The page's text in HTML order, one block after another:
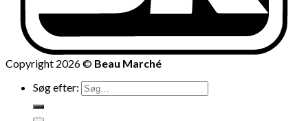
Copyright 2026 © Beau Marché
Søg efter: